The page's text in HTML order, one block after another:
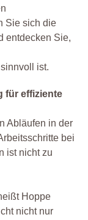
Sie sich die
entdecken Sie,
ist.
für effiziente
Abläufen in der
bei
ist nicht zu
Hoppe
nicht nur